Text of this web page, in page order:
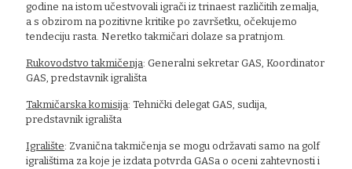
godine na istom učestvovali igrači iz trinaest različitih zemalja,
a s obzirom na pozitivne kritike po završetku, očekujemo
tendeciju rasta. Neretko takmičari dolaze sa pratnjom.
Rukovodstvo takmičenja: Generalni sekretar GAS, Koordinator
GAS, predstavnik igrališta
Takmičarska komisija: Tehnički delegat GAS, sudija,
predstavnik igrališta
Igralište: Zvanična takmičenja se mogu održavati samo na golf
igralištima za koje je izdata potvrda GASa o oceni zahtevnosti i